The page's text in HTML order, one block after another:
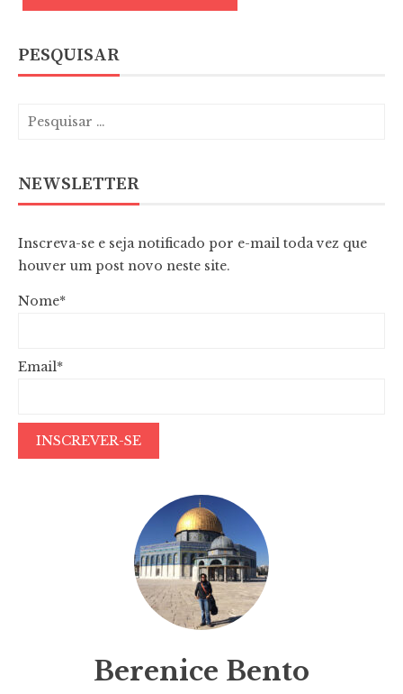
PESQUISAR
NEWSLETTER
Inscreva-se e seja notificado por e-mail toda vez que
houver um post novo neste site.
Nome*
Email*
Berenice Bento